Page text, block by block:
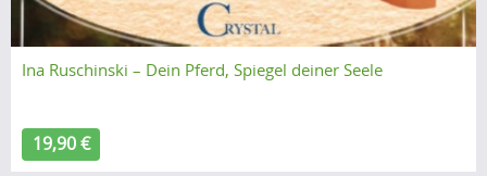
Ina Ruschinski – Dein Pferd, Spiegel deiner Seele
19,90 €